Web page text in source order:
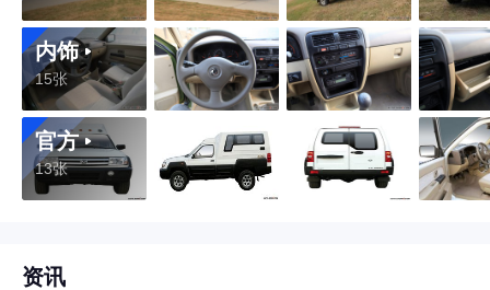
内饰
15张
官方
13张
资讯